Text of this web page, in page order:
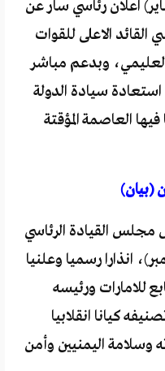
بعدما صدر الاحد (4 يناير) اعلان رئاسي سار عن
القائد الاعلى للقوات
وبدعم مباشر
سيادة الدولة
العاصمة المؤقتة
(بيان)
مجلس القيادة الرئاسي
السبت (3 ديسمبر)، انذارا رسميا وعلنيا
للامارات ورئيسه
كيانا انقلابيا
وسلامة اليمنيين وأمن